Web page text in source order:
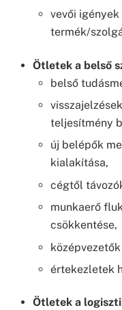
vevői
termék/
Ötletek a belső
belső
teljesítmény
új belépők
kialakítása,
cégtől
munkaerő
csökkentése,
értekezletek
Ötletek a